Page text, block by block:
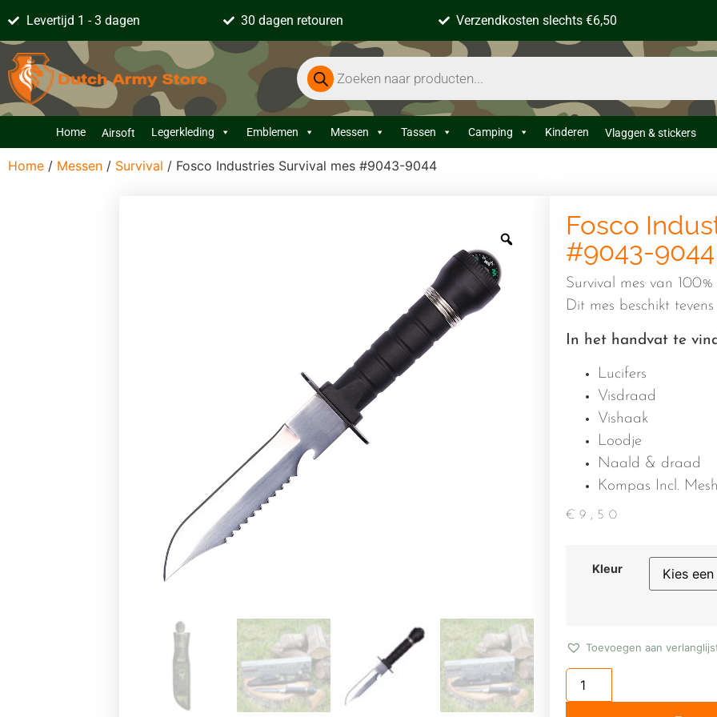
Levertijd 1 - 3 dagen 30 dagen retouren Verzendkosten slechts €6,50
Home Airsoft Legerkleding Emblemen Messen Tassen Camping Kinderen Vlaggen & stickers
Home / Messen / Survival / Fosco Industries Survival mes #9043-9044
Fosco
#9043-9044
Survival mes van
Dit mes beschikt
In het handvat te
Lucifers
Visdraad
Vishaak
Loodje
Naald & draad
Kompas Incl.
€9,50
Kleur
Toevoegen aan